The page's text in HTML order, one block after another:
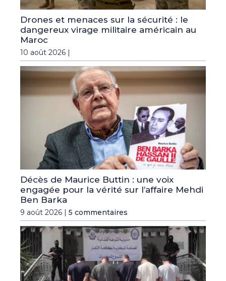
Drones et menaces sur la sécurité : le
dangereux virage militaire américain au
Maroc
10 août 2026 |
Décès de Maurice Buttin : une voix
engagée pour la vérité sur l’affaire Mehdi
Ben Barka
9 août 2026 | 5 commentaires